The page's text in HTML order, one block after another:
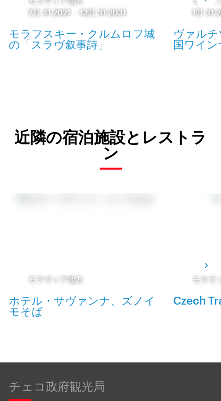
7月 31 2021
12月 31 2031
モラフスキー・クルムロフ城
の「スラヴ叙事詩」
1月 31
ヴァル
国ワイ
近隣の宿泊施設とレストラ
ン
モラヴィア地方
ホテル・サヴァンナ、ズノイ
モそば
モラヴ
Czech
チェコ政府観光局